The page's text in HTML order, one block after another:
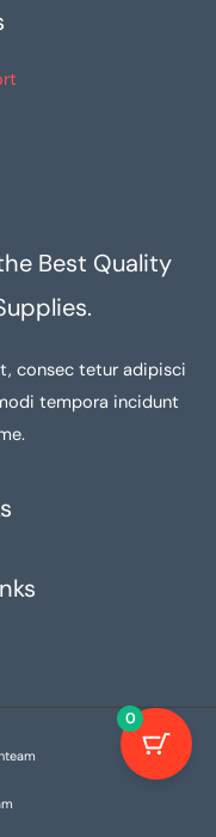
Best Quality
consec tetur adipisci
tempora incidunt
0